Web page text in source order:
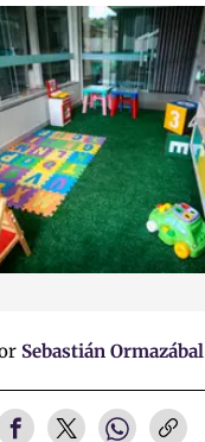
Sebastián Ormazábal